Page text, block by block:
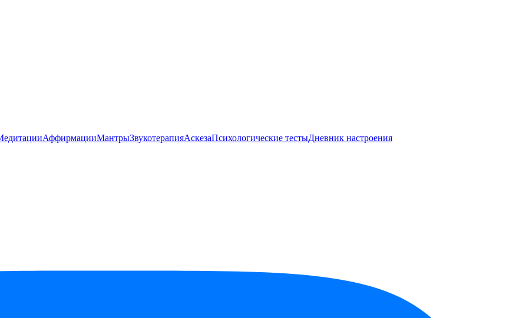
АффирмацииМантрыЗвукотерапияАскезаПсихологические тестыДневник настроения